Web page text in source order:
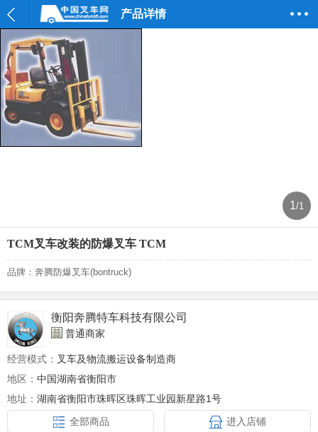
产品详情
1/1
TCM叉车改装的防爆叉车 TCM
品牌：奔腾防爆叉车(bontruck)
衡阳奔腾特车科技有限公司
普通商家
经营模式： 叉车及物流搬运设备制造商
地区： 中国湖南省衡阳市
地址： 湖南省衡阳市珠晖区珠晖工业园新星路1号
全部商品
进入店铺